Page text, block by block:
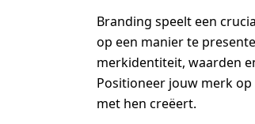
Branding speelt een
op een manier te
merkidentiteit, waarden
Positioneer jouw merk
met hen creëert.